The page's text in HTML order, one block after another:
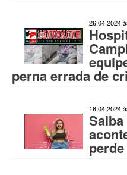
26.04.2024
perna errada de
16.04.2024